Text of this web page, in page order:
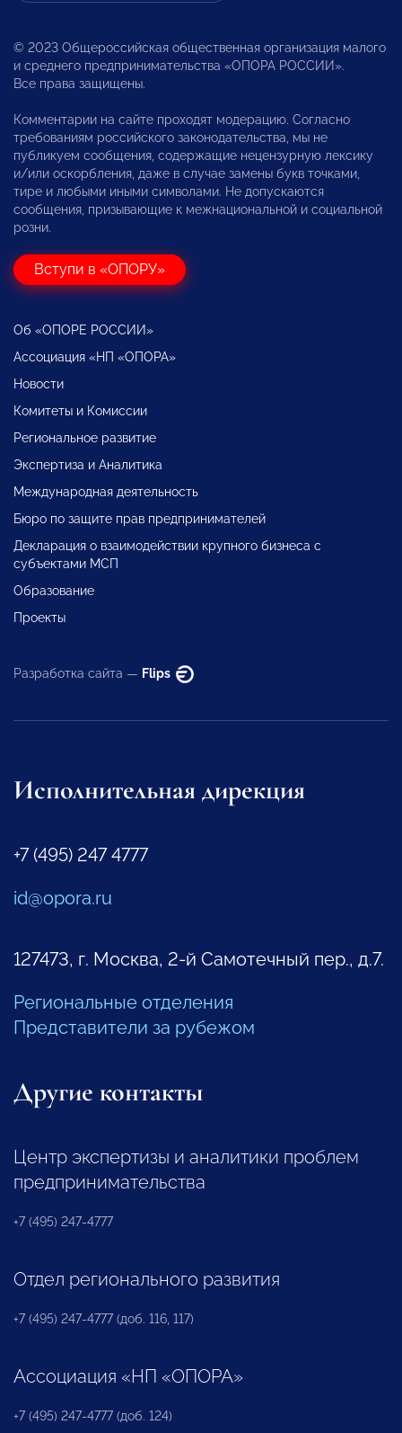
© 2023 Общероссийская общественная организация малого
и среднего предпринимательства «ОПОРА РОССИИ».
Все права защищены.
Комментарии на сайте проходят модерацию. Согласно
требованиям российского законодательства, мы не
публикуем сообщения, содержащие нецензурную лексику
и/или оскорбления, даже в случае замены букв точками,
тире и любыми иными символами. Не допускаются
сообщения, призывающие к межнациональной и социальной
розни.
Вступи в «ОПОРУ»
Об «ОПОРЕ РОССИИ»
Ассоциация «НП «ОПОРА»
Новости
Комитеты и Комиссии
Региональное развитие
Экспертиза и Аналитика
Международная деятельность
Бюро по защите прав предпринимателей
Декларация о взаимодействии крупного бизнеса с
субъектами МСП
Образование
Проекты
Разработка сайта — Flips
Исполнительная дирекция
+7 (495) 247 4777
id@opora.ru
127473, г. Москва, 2-й Самотечный пер., д.7.
Региональные отделения
Представители за рубежом
Другие контакты
Центр экспертизы и аналитики проблем
предпринимательства
+7 (495) 247-4777
Отдел регионального развития
+7 (495) 247-4777 (доб. 116, 117)
Ассоциация «НП «ОПОРА»
+7 (495) 247-4777 (доб. 124)